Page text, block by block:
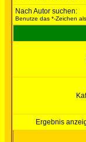
Nach Autor suchen:
Benutze das *-Zeichen
Ergebnis